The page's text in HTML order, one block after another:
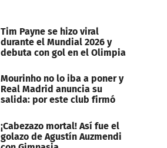
Tim Payne se hizo viral
durante el Mundial 2026 y
debuta con gol en el Olimpia
Mourinho no lo iba a poner y
Real Madrid anuncia su
salida: por este club firmó
¡Cabezazo mortal! Así fue el
golazo de Agustín Auzmendi